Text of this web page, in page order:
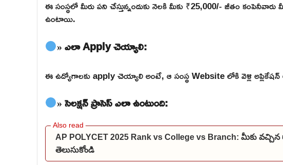
ఈ సంస్థలో మీరు పని చేస్తున్నందుకు నెలకి మీకు ₹25,000/- జీతం
ఉంటాయి.
» ఎలా Apply చెయ్యాలి:
ఈ ఉద్యోగాలకు apply చెయ్యాలి అంటే, ఆ సంస్థ Website లోకి వెళ్లి
» సెలక్షన్ ప్రాసెస్ ఎలా ఉంటుంది:
AP POLYCET 2025 Rank vs College vs Branch: మీకు
తెలుసుకోండి